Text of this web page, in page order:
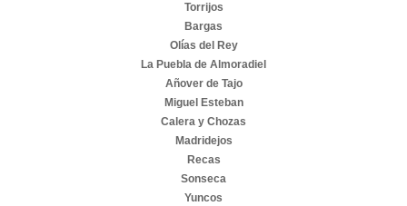
Torrijos
Bargas
Olías del Rey
La Puebla de Almoradiel
Añover de Tajo
Miguel Esteban
Calera y Chozas
Madridejos
Recas
Sonseca
Yuncos